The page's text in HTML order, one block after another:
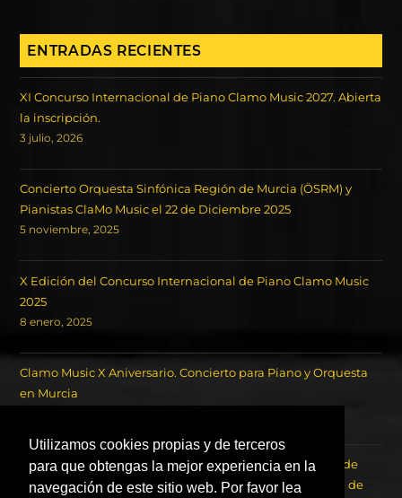
Utilizamos cookies propias y de terceros
para que obtengas la mejor experiencia en la
navegación de este sitio web. Por favor lea
ENTRADAS RECIENTES
XI Concurso Internacional de Piano Clamo Music 2027. Abierta
la inscripción.
3 julio, 2026
Concierto Orquesta Sinfónica Región de Murcia (ÖSRM) y
Pianistas ClaMo Music el 22 de Diciembre 2025
5 noviembre, 2025
X Edición del Concurso Internacional de Piano Clamo Music
2025
8 enero, 2025
Clamo Music X Aniversario. Concierto para Piano y Orquesta
en Murcia
Concierto de los Ganadores del Concurso Internacional de
Piano Clamo Music y la Orquesta Sinfónica de la Región de